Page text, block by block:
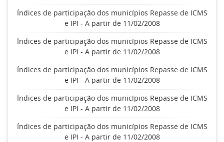
Índices de participação dos municípios Repasse de ICMS
e IPI - A partir de 11/02/2008
Índices de participação dos municípios Repasse de ICMS
e IPI - A partir de 11/02/2008
Índices de participação dos municípios Repasse de ICMS
e IPI - A partir de 11/02/2008
Índices de participação dos municípios Repasse de ICMS
e IPI - A partir de 11/02/2008
Índices de participação dos municípios Repasse de ICMS
e IPI - A partir de 11/02/2008